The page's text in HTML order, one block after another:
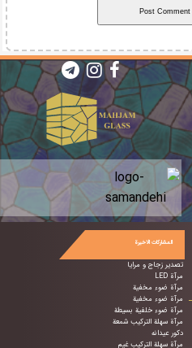
المشاركات الاخيرة
تصدير زجاج و مرايا
مرآة LED
مرآة ضوء مخفية
مرآة ضوء مخفية
مرآة ضوء خلفية بسيطة
مرآة سهلة التركيب شمعة
دکور عیدانه
مرآة سهلة التركيب غيم